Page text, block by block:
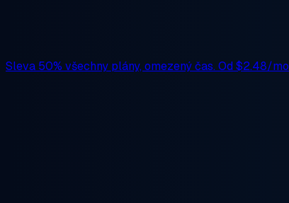
Sleva 50% všechny plány, omezený čas. Od $2.48/mo